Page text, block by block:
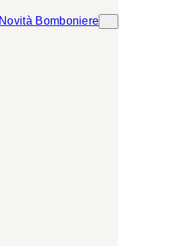
Novità Bomboniere